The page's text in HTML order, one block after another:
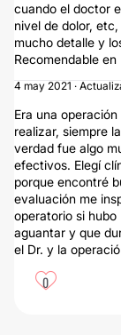
cuando el doctor
nivel de dolor,
mucho detalle y
Recomendable en
4 may 2021 ·
Era una
realizar, siempre
verdad fue algo
efectivos. Elegí
porque encontré
evaluación me
operatorio si hubo
aguantar y que
el Dr. y la
0